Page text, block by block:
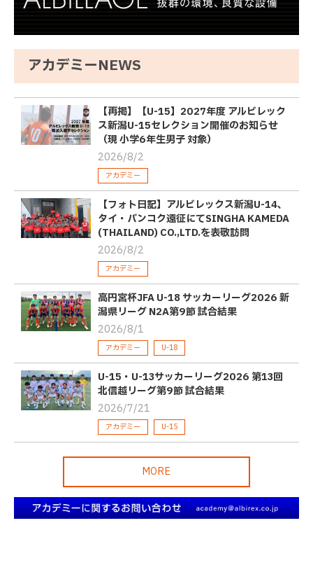
アカデミーNEWS
【再掲】【U-15】2027年度 アルビレック
ス新潟U-15セレクション開催のお知らせ
（現 小学6年生男子 対象）
2026/8/2
アカデミー
【フォト日記】アルビレックス新潟U-14、
タイ・バンコク遠征にてSINGHA KAMEDA
(THAILAND) CO.,LTD.を表敬訪問
2026/8/2
アカデミー
高円宮杯JFA U-18 サッカーリーグ2026 新
潟県リーグ N2A第9節 試合結果
2026/8/1
アカデミー U-18
U-15・U-13サッカーリーグ2026 第13回
北信越リーグ第9節 試合結果
2026/7/21
アカデミー U-15
MORE